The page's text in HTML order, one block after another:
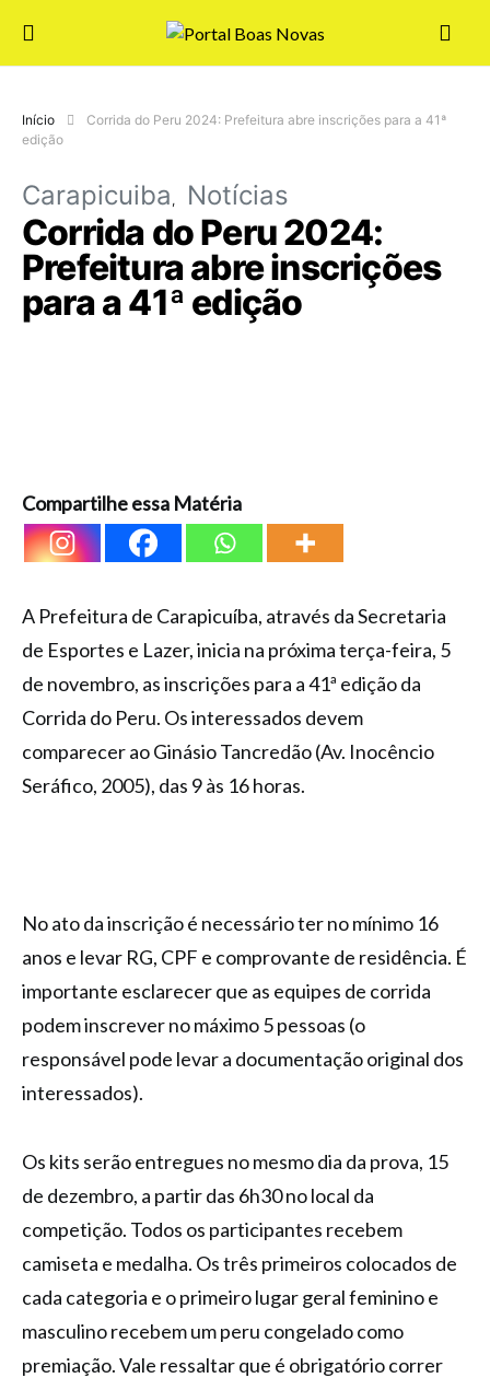
Início
Corrida do Peru 2024: Prefeitura abre inscrições para a 41ª
edição
Carapicuiba Notícias
Corrida do Peru 2024:
Prefeitura abre inscrições
para a 41ª edição
Compartilhe essa Matéria
A Prefeitura de Carapicuíba, através da Secretaria
de Esportes e Lazer, inicia na próxima terça-feira, 5
de novembro, as inscrições para a 41ª edição da
Corrida do Peru. Os interessados devem
comparecer ao Ginásio Tancredão (Av. Inocêncio
Seráfico, 2005), das 9 às 16 horas.
No ato da inscrição é necessário ter no mínimo 16
anos e levar RG, CPF e comprovante de residência. É
importante esclarecer que as equipes de corrida
podem inscrever no máximo 5 pessoas (o
responsável pode levar a documentação original dos
interessados).
Os kits serão entregues no mesmo dia da prova, 15
de dezembro, a partir das 6h30 no local da
competição. Todos os participantes recebem
camiseta e medalha. Os três primeiros colocados de
cada categoria e o primeiro lugar geral feminino e
masculino recebem um peru congelado como
premiação. Vale ressaltar que é obrigatório correr